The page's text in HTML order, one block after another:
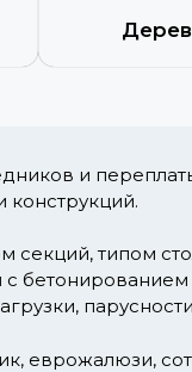
и
конструкций.
типом
еврожалюзи,